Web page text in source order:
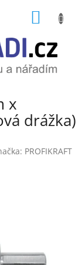
x
drážka)
PROFIKRAFT